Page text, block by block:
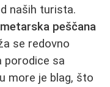
naših turista.
peščana
se redovno
porodice sa
more je blag, što